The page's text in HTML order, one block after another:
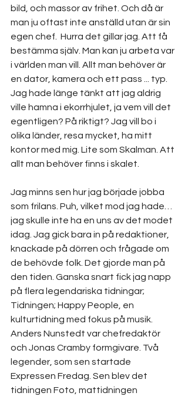
bild, och massor av frihet. Och då är
man ju oftast inte anställd utan är sin
egen chef.  Hurra det gillar jag. Att få
bestämma själv. Man kan ju arbeta var
i världen man vill. Allt man behöver är
en dator, kamera och ett pass ... typ.
Jag hade länge tänkt att jag aldrig
ville hamna i ekorrhjulet, ja vem vill det
egentligen? På riktigt? Jag vill bo i
olika länder, resa mycket, ha mitt
kontor med mig. Lite som Skalman. Att
allt man behöver finns i skalet.
Jag minns sen hur jag började jobba
som frilans. Puh, vilket mod jag hade…
jag skulle inte ha en uns av det modet
idag. Jag gick bara in på redaktioner,
knackade på dörren och frågade om
de behövde folk. Det gjorde man på
den tiden. Ganska snart fick jag napp
på flera legendariska tidningar;
Tidningen; Happy People, en
kulturtidning med fokus på musik.
Anders Nunstedt var chefredaktör
och Jonas Cramby formgivare. Två
legender, som sen startade
Expressen Fredag. Sen blev det
tidningen Foto, mattidningen